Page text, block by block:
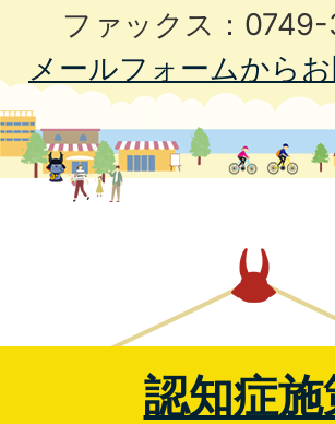
ファックス：
メールフォームから
認知症施